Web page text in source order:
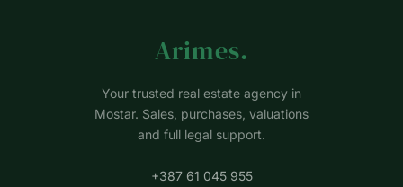
Arimes.
Your trusted real estate agency in
Mostar. Sales, purchases, valuations
and full legal support.
+387 61 045 955